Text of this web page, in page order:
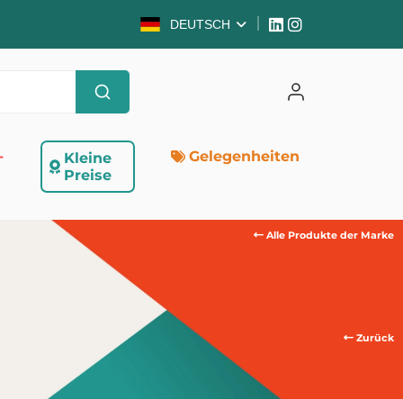
DEUTSCH
Kleine
Preise
Gelegenheiten
Alle Produkte der Marke
Zurück